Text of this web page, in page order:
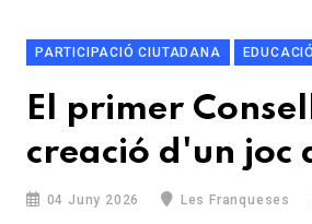
PARTICIPACIÓ CIUTADANA EDUCACIÓ
El primer
creació d'un joc
04 Juny 2026 Les Franqueses